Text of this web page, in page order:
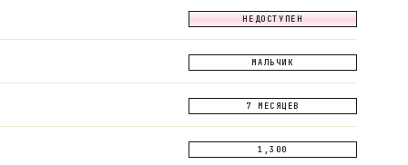
НЕДОСТУПЕН
МАЛЬЧИК
7 МЕСЯЦЕВ
1,300